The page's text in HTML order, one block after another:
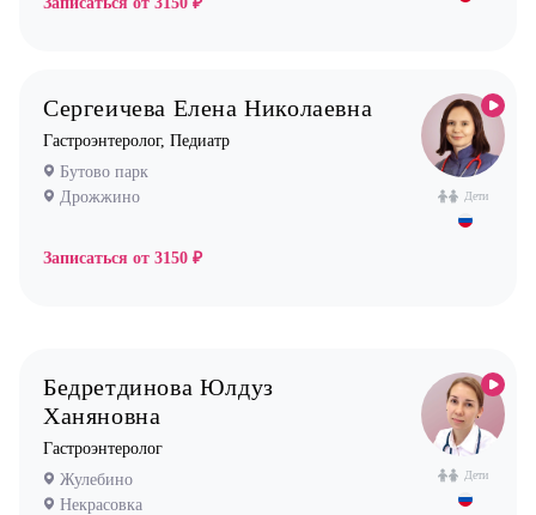
Маммолог
Нефролог
Ортопед
Остеопат
Психолог
Пульмонолог
Стоматолог ортодонт
Дети
Сергеичева Елена Николаевна
Гастроэнтеролог, Педиатр
Бутово парк
Дрожжино
Записаться от 3150 ₽
Дети
Бедретдинова Юлдуз
Ханяновна
Гастроэнтеролог
Жулебино
Некрасовка